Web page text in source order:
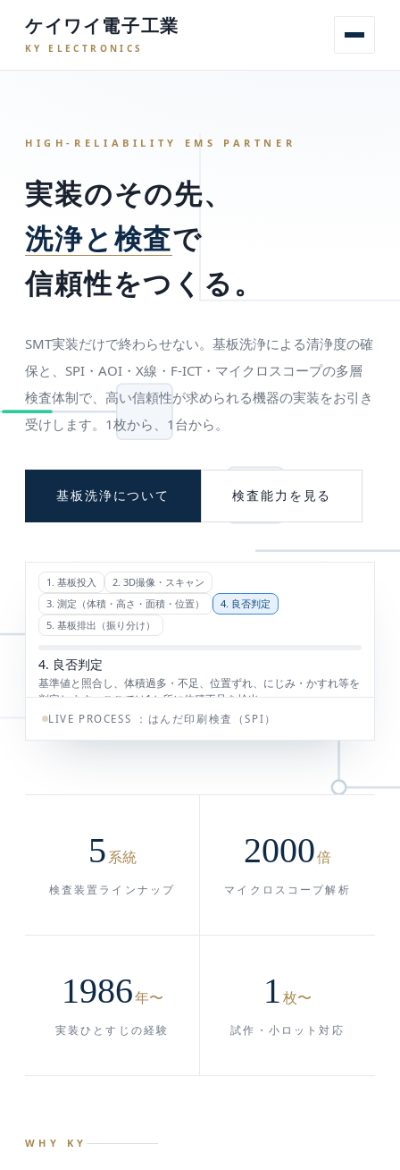
ケイワイ電子工業
KY ELECTRONICS
HIGH-RELIABILITY EMS PARTNER
実装のその先、
洗浄と検査で
信頼性をつくる。
SMT実装だけで終わらせない。基板洗浄による清浄度の確
保と、SPI・AOI・X線・F-ICT・マイクロスコープの多層
検査体制で、高い信頼性が求められる機器の実装をお引き
受けします。1枚から、1台から。
基板洗浄について 検査能力を見る
LIVE PROCESS ： はんだ印刷検査（SPI）
5 系統
検査装置ラインナップ
2000倍
マイクロスコープ解析
1986年〜
実装ひとすじの経験
1 枚〜
試作・小ロット対応
WHY KY